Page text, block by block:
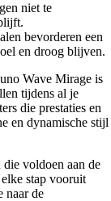
niet te
bevorderen een
en droog blijven.
Wave Mirage is
tijdens al je
die prestaties en
en dynamische stijl
voldoen aan de
stap vooruit
naar de